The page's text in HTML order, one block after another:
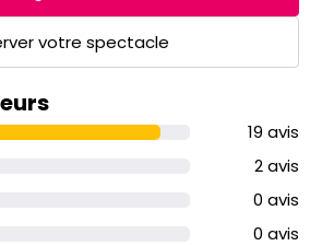
votre spectacle
19 avis
2 avis
0 avis
0 avis